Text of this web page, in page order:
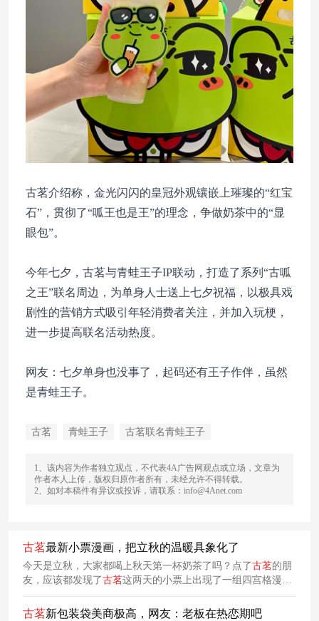
古茗介绍称，金光闪闪的皇冠外观镶嵌上璀璨的“红宝
石”，贯彻了“呱王也是王”的理念，争做奶茶中的“显
眼包”。
今年七夕，古茗与青蛙王子IP联动，打造了系列“古呱
之王”联名周边，为单身人士送上七夕祝福，以极具戏
剧性的营销方式吸引年轻消费者关注，并加入玩梗，
进一步提高联名活动热度。
网友：七夕单身也没事了，起码还有王子作伴，虽然
是青蛙王子。
古茗 青蛙王子 古茗联名青蛙王子
1、该内容为作者独立观点，不代表4A广告网观点或立场，文章为
作者本人上传，版权归原作者所有，未经允许不得转载。
2、如对本稿件有异议或投诉，请联系：info@4Anet.com
古茗最新小票漫画，把立秋的温暖具象化了
今天是立秋，大家都喝上秋天第一杯奶茶了吗？点了古茗的朋
友，应该都发现了古茗这两天的小票上出现了一组四宫格漫
画，而且连续三天都是不同的内容，把立秋的温暖具象化了！
古茗新包装袋美商极高，网友：老板在热恋期吧